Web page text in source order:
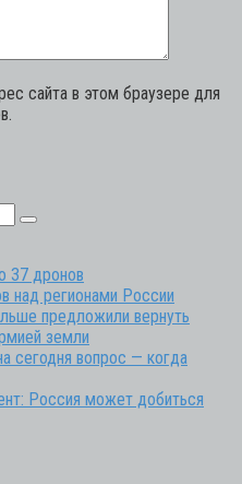
сайта в этом браузере для
37 дронов
над регионами России
предложили вернуть
земли
сегодня вопрос — когда
Россия может добиться